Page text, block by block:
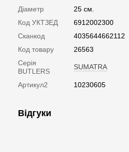
Діаметр
25 см.
Код УКТЗЕД
6912002300
Сканкод
4035644662112
Код товару
26563
Серія
BUTLERS
SUMATRA
Артикул2 10230605
Відгуки